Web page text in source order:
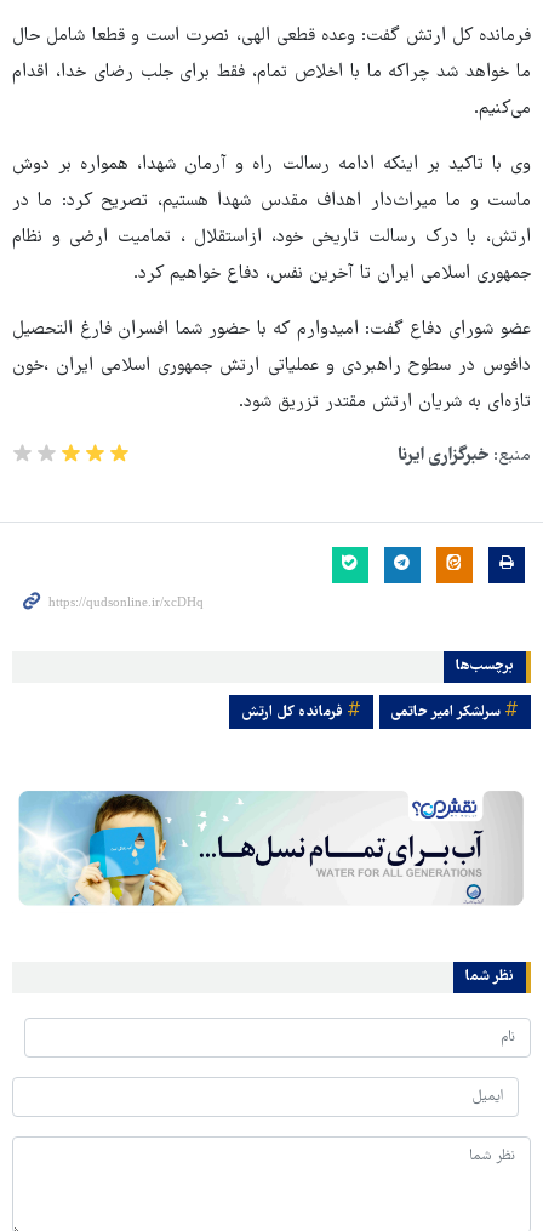
فرمانده کل ارتش گفت: وعده قطعی الهی، نصرت است و قطعا شامل حال
ما خواهد شد چراکه ما با اخلاص تمام، فقط برای جلب رضای خدا، اقدام
می‌کنیم.
وی با تاکید بر اینکه ادامه رسالت راه و آرمان شهدا، همواره بر دوش
ماست و ما میراث‌دار اهداف مقدس شهدا هستیم، تصریح کرد: ما در
ارتش، با درک رسالت تاریخی خود، ازاستقلال ، تمامیت ارضی و نظام
جمهوری اسلامی ایران تا آخرین نفس، دفاع خواهیم کرد.
عضو شورای دفاع گفت: امیدوارم که با حضور شما افسران فارغ التحصیل
دافوس در سطوح راهبردی و عملیاتی ارتش جمهوری اسلامی ایران ،خون
تازه‌ای به شریان ارتش مقتدر تزریق شود.
منبع: خبرگزاری ایرنا
برچسب‌ها
سرلشکر امیر حاتمی فرمانده کل ارتش
نظر شما